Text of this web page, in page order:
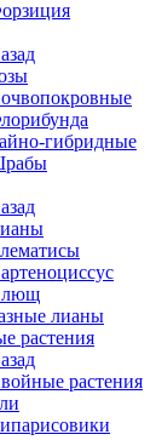
гибридные
лианы
растения
растения